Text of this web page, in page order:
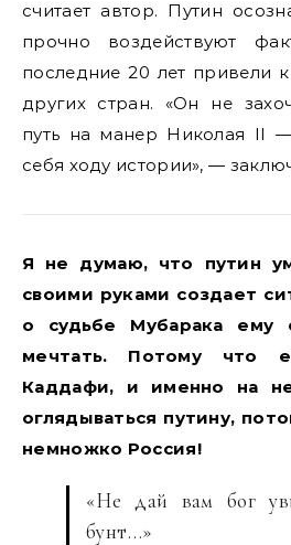
считает автор. Путин
прочно воздействуют
последние 20 лет привели
других стран. «Он не
путь на манер Николая II —
себя ходу истории», —
Я не думаю, что путин
своими руками создает
о судьбе Мубарака ему
мечтать. Потому что
Каддафи, и именно на
оглядываться путину,
немножко Россия!
«Не дай вам бог
бунт…»